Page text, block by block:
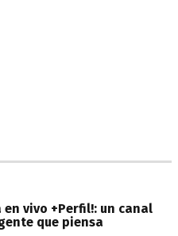
en vivo +Perfil!: un canal
que piensa